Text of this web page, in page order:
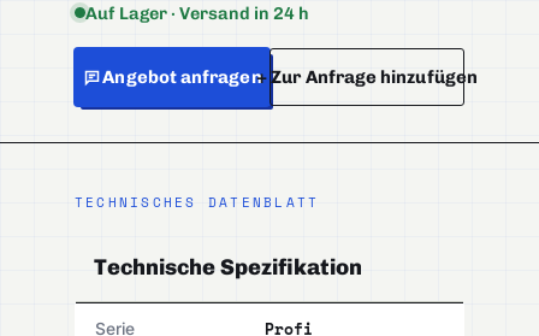
Auf Lager · Versand in 24 h
Angebot anfragen+ Zur Anfrage hinzufügen
TECHNISCHES DATENBLATT
Technische Spezifikation
Serie Profi